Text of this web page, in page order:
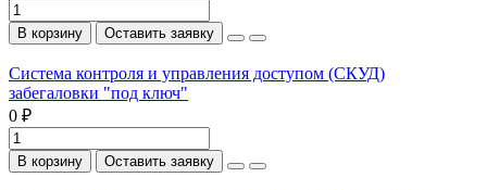
В корзину Оставить заявку
Система контроля и управления доступом (СКУД)
забегаловки "под ключ"
0 ₽
В корзину Оставить заявку